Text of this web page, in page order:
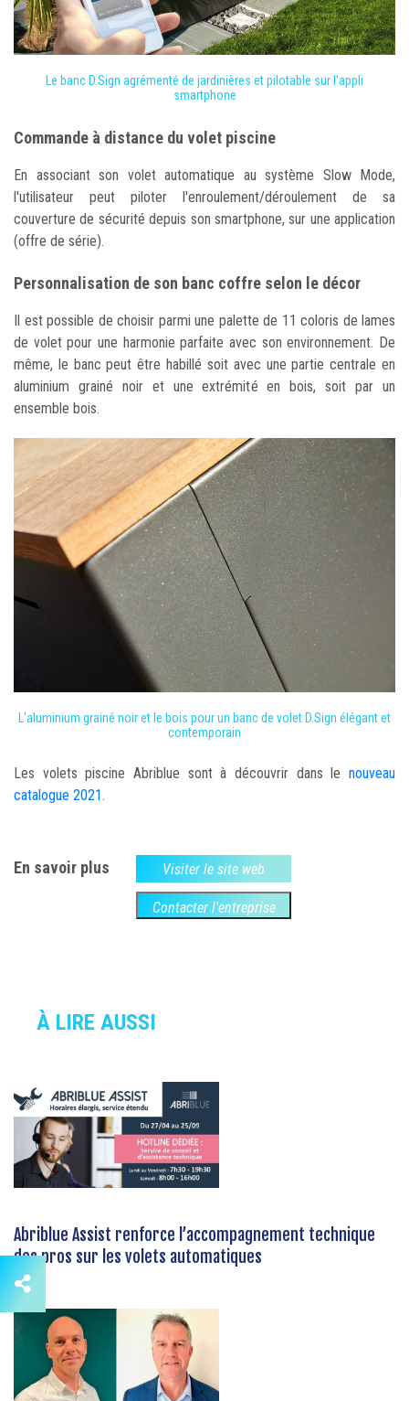
Le banc D.Sign agrémenté de jardinières et pilotable sur l'appli
smartphone
Commande à distance du volet piscine
En associant son volet automatique au système Slow Mode,
l'utilisateur peut piloter l'enroulement/déroulement de sa
couverture de sécurité depuis son smartphone, sur une application
(offre de série).
Personnalisation de son banc coffre selon le décor
Il est possible de choisir parmi une palette de 11 coloris de lames
de volet pour une harmonie parfaite avec son environnement. De
même, le banc peut être habillé soit avec une partie centrale en
aluminium grainé noir et une extrémité en bois, soit par un
ensemble bois.
L'aluminium grainé noir et le bois pour un banc de volet D.Sign élégant et
contemporain
Les volets piscine Abriblue sont à découvrir dans le nouveau
catalogue 2021.
En savoir plus Visiter le site web
Contacter l'entreprise
À LIRE AUSSI
Abriblue Assist renforce l’accompagnement technique
des pros sur les volets automatiques